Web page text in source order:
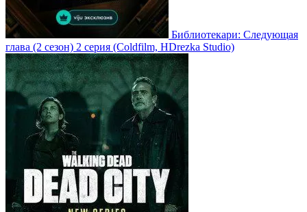
Библиотекари: Следующая
глава (2 сезон) 2 серия (Coldfilm, HDrezka Studio)